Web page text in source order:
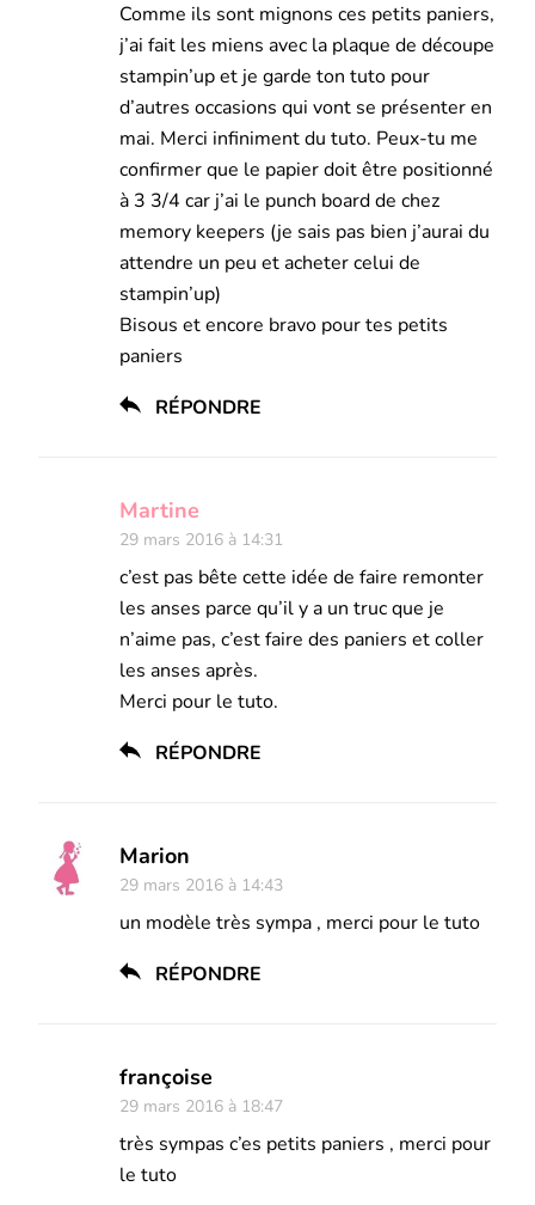
Comme ils sont mignons ces petits paniers,
j’ai fait les miens avec la plaque de découpe
stampin’up et je garde ton tuto pour
d’autres occasions qui vont se présenter en
mai. Merci infiniment du tuto. Peux-tu me
confirmer que le papier doit être positionné
à 3 3/4 car j’ai le punch board de chez
memory keepers (je sais pas bien j’aurai du
attendre un peu et acheter celui de
stampin’up)
Bisous et encore bravo pour tes petits
paniers
RÉPONDRE
Martine
29 mars 2016 à 14:31
c’est pas bête cette idée de faire remonter
les anses parce qu’il y a un truc que je
n’aime pas, c’est faire des paniers et coller
les anses après.
Merci pour le tuto.
RÉPONDRE
Marion
29 mars 2016 à 14:43
un modèle très sympa , merci pour le tuto
RÉPONDRE
françoise
29 mars 2016 à 18:47
très sympas c’es petits paniers , merci pour
le tuto